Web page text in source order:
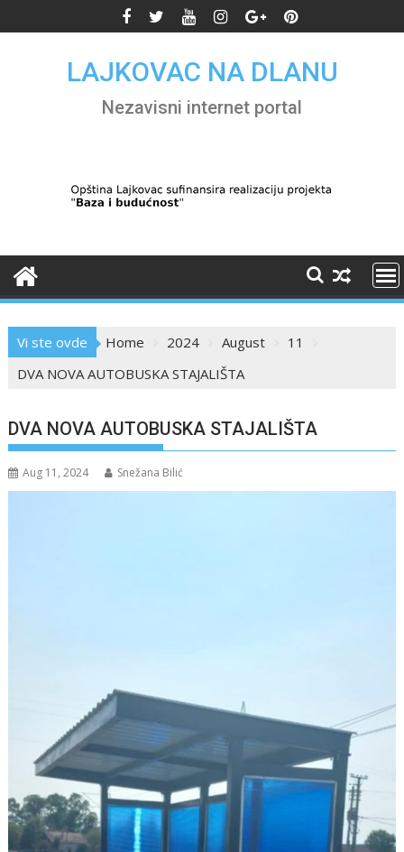
to
LAJKOVAC NA DLANU
Nezavisni internet portal
Vi ste ovde Home 2024 August
11
DVA NOVA AUTOBUSKA STAJALIŠTA
DVA NOVA AUTOBUSKA STAJALIŠTA
Aug 11, 2024 Snežana Bilić